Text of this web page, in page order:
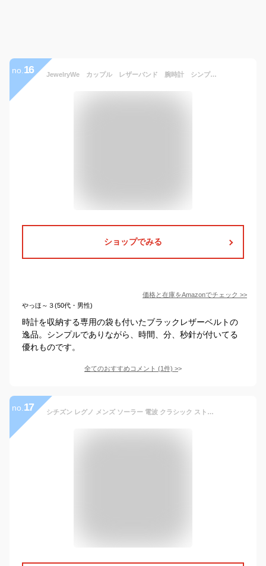
no. 16 JewelryWe カップル レザーバンド 腕時計 シンプル キレイ ファション アナログ表示 ウオッチ カレンダー付き 時計 通勤 通学 大切な人へ プレゼント カジュアル ビジネス ブラック メンズ
ショップでみる
価格と在庫をAmazonでチェック >>
やっほ～３(50代・男性)
時計を収納する専用の袋も付いたブラックレザーベルトの
逸品。シンプルでありながら、時間、分、秒針が付いてる
優れものです。
全てのおすすめコメント (1件) >
no. 17 シチズン レグノ メンズ ソーラー 電波 クラシック ストラップ ブラック カーフレザーベルト CITIZEN REGUNO KL7-019-50 腕時計 時計